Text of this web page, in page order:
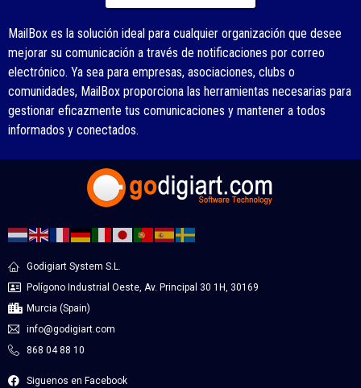
MailBox es la solución ideal para cualquier organización que desee
mejorar su comunicación a través de notificaciones por correo
electrónico. Ya sea para empresas, asociaciones, clubs o
comunidades, MailBox proporciona las herramientas necesarias para
gestionar eficazmente tus comunicaciones y mantener a todos
informados y conectados.
Godigiart System S.L.
Polígono Industrial Oeste, Av. Principal 30 1H, 30169
Murcia (Spain)
info@godigiart.com
868 04 88 10
Siguenos en Facebook